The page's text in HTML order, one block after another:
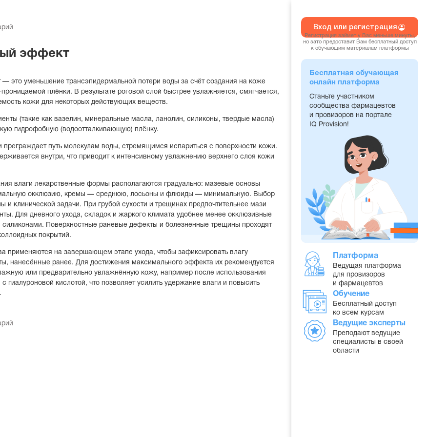
эффект
это уменьшение трансэпидермальной потери воды за счёт создания на коже
плёнки. В результате роговой слой быстрее увлажняется, смягчается,
кожи для некоторых действующих веществ.
(такие как вазелин, минеральные масла, ланолин, силиконы, твердые масла)
гидрофобную (водоотталкивающую) плёнку.
преграждает путь молекулам воды, стремящимся испариться с поверхности кожи.
внутри, что приводит к интенсивному увлажнению верхнего слоя кожи
влаги лекарственные формы располагаются градуально: мазевые основы
окклюзию, кремы — среднюю, лосьоны и флюиды — минимальную. Выбор
и клинической задачи. При грубой сухости и трещинах предпочтительнее мази
Для дневного ухода, складок и жаркого климата удобнее менее окклюзивные
Поверхностные раневые дефекты и болезненные трещины проходят
покрытий.
применяются на завершающем этапе ухода, чтобы зафиксировать влагу
нанесённые ранее. Для достижения максимального эффекта их рекомендуется
или предварительно увлажнённую кожу, например после использования
гиалуроновой кислотой, что позволяет усилить удержание влаги и повысить
Вход или регистрация
Регистрация займет у Вас меньше минуты,
но зато предоставит Вам бесплатный доступ
к обучающим материалам платформы
Бесплатная обучающая
онлайн платформа
Станьте участником
сообщества фармацевтов
и провизоров на портале
IQ Provision!
Платформа
Ведущая платформа
для провизоров
и фармацевтов
Обучение
Бесплатный доступ
ко всем курсам
Ведущие эксперты
Преподают ведущие
специалисты в своей
области